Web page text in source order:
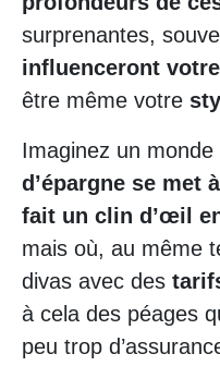
surprenantes,
influenceront
être même votre
Imaginez un
d’épargne se met
fait un clin d’œil
mais où, au même
divas avec des
à cela des péages
peu trop